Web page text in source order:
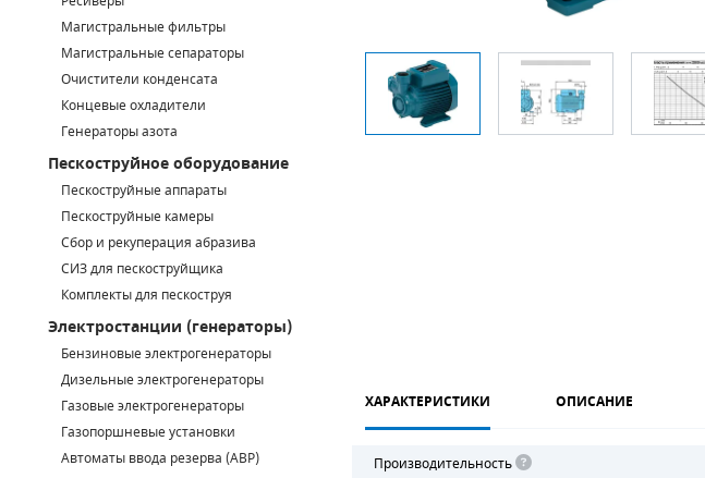
Магистральные фильтры
Магистральные сепараторы
Очистители конденсата
Концевые охладители
Генераторы азота
Пескоструйное оборудование
Пескоструйные аппараты
Пескоструйные камеры
Сбор и рекуперация абразива
СИЗ для пескоструйщика
Комплекты для пескоструя
Электростанции (генераторы)
Бензиновые электрогенераторы
Дизельные электрогенераторы
Газовые электрогенераторы
Газопоршневые установки
Автоматы ввода резерва (АВР)
ХАРАКТЕРИСТИКИ ОПИСАНИЕ
Производительность
САДОВАЯ ТЕХНИКА
КОНТЕЙНЕРЫ ДЛЯ ОБОРУДОВАНИЯ
КАНАЛИЗАЦИОННЫЕ НАСОСЫ
ДИЗЕЛЬНЫЕ МОТОПОМПЫ
ТАЛИ И ТЕЛЬФЕРЫ
ЛЕНТОЧНОПИЛЬНЫЕ СТАНКИ
КОНТРОЛЛЕРЫ (БЛОКИ УПРАВЛЕНИЯ)
ВПУСКНЫЕ КЛАПАНЫ
ОБРАТНЫЕ КЛАПАНЫ
КЛАПАНЫ МИНИМАЛЬНОГО ДАВЛЕНИЯ
РЕЛЕ ДАВЛЕНИЯ ДЛЯ ДЛЯ КОМПРЕССОРОВ
ДАТЧИКИ
РУКАВА ВЫСОКОГО ДАВЛЕНИЯ (РВД)
ЗАПЧАСТИ ДЛЯ ВИНТОВЫХ КОМПРЕССОРОВ